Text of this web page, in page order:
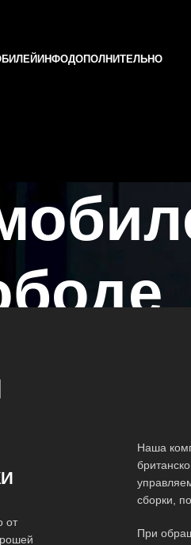
ИНФОДОПОЛНИТЕЛЬНО
от
Наша
сборки,
При